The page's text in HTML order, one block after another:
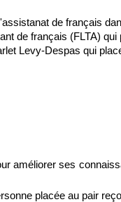
de français
de français (FLTA) qui
Levy-Despas qui
améliorer ses
placée au pair